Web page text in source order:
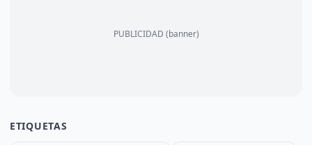
PUBLICIDAD (banner)
ETIQUETAS